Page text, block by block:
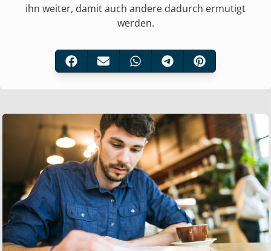
ihn weiter, damit auch andere dadurch ermutigt
werden.